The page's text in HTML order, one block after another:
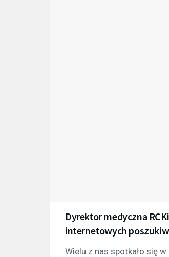
Dyrektor medyczna
internetowych
Wielu z nas spotkało się